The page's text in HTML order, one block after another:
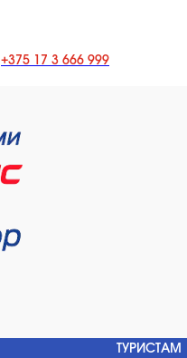
+375 17 3 666 999
ТУРИСТАМ